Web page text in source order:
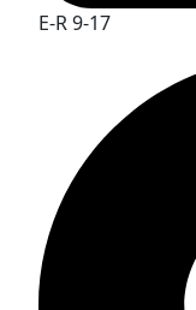
E-R 9-17